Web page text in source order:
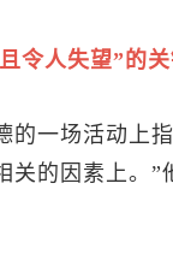
令人失望”的
的一场活动上
关的因素上。